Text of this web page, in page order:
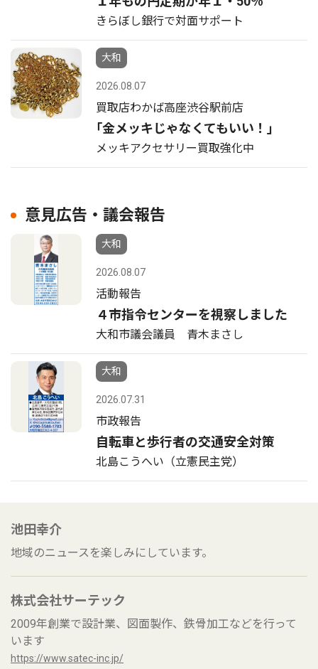
きらぼし銀行で対面サポート
大和
2026.08.07
買取店わかば高座渋谷駅前店
｢金メッキじゃなくてもいい！｣
メッキアクセサリー買取強化中
意見広告・議会報告
大和
2026.08.07
活動報告
４市指令センターを視察しました
大和市議会議員 青木まさし
大和
2026.07.31
市政報告
自転車と歩行者の交通安全対策
北島こうへい（立憲民主党）
池田幸介
地域のニュースを楽しみにしています。
株式会社サーテック
2009年創業で設計業、図面製作、鉄骨加工などを行って
います
https://www.satec-inc.jp/